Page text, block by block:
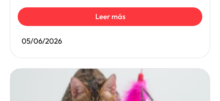
Leer más
05/06/2026